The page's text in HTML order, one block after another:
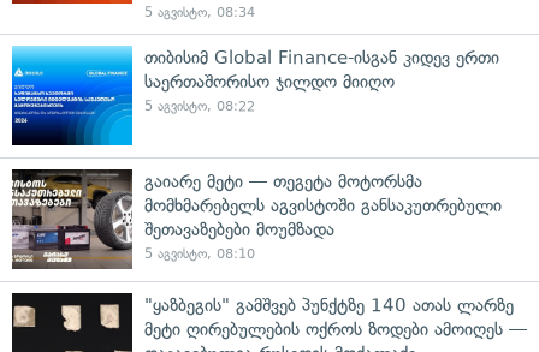
5 აგვისტო, 08:34
თიბისიმ Global Finance-ისგან კიდევ ერთი
საერთაშორისო ჯილდო მიიღო
5 აგვისტო, 08:22
გაიარე მეტი — თეგეტა მოტორსმა
მომხმარებელს აგვისტოში განსაკუთრებული
შეთავაზებები მოუმზადა
5 აგვისტო, 08:10
"ყაზბეგის" გამშვებ პუნქტზე 140 ათას ლარზე
მეტი ღირებულების ოქროს ზოდები ამოიღეს —